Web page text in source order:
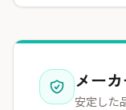
メー
安定した